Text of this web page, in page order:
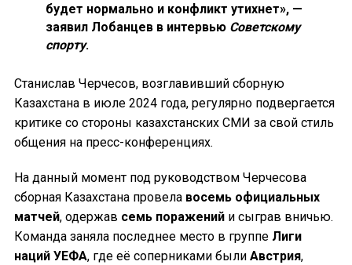
будет нормально и конфликт утихнет», —
заявил Лобанцев в интервью Советскому
спорту.
Станислав Черчесов, возглавивший сборную
Казахстана в июле 2024 года, регулярно подвергается
критике со стороны казахстанских СМИ за свой стиль
общения на пресс-конференциях.
На данный момент под руководством Черчесова
сборная Казахстана провела восемь официальных
матчей, одержав семь поражений и сыграв вничью.
Команда заняла последнее место в группе Лиги
наций УЕФА, где её соперниками были Австрия,